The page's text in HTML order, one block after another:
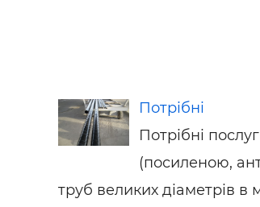
Потрібні
Потрібні
(посиленою,
труб великих діаметрів в